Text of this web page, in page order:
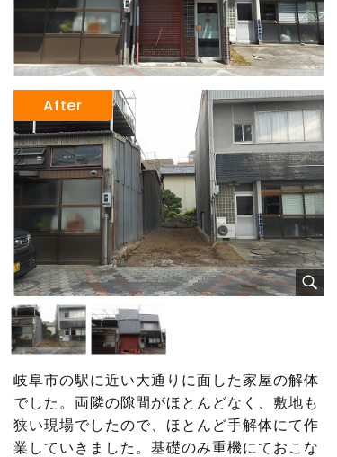
岐阜市の駅に近い大通りに面した家屋の解体
でした。両隣の隙間がほとんどなく、敷地も
狭い現場でしたので、ほとんど手解体にて作
業していきました。基礎のみ重機にておこな